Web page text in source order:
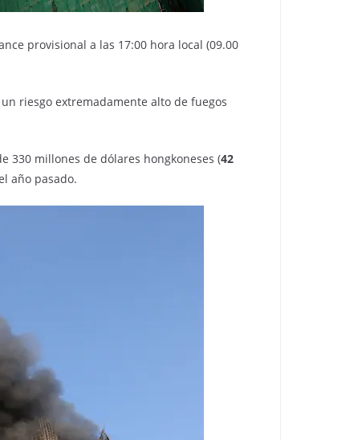
provisional a las 17:00 hora local (09.00
riesgo extremadamente alto de fuegos
330 millones de dólares hongkoneses (42
año pasado.